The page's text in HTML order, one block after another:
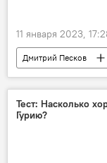
11 января 2023,
Дмитрий Песков
Политика
НОВОСТИ
Тест: Насколько
Гурию?